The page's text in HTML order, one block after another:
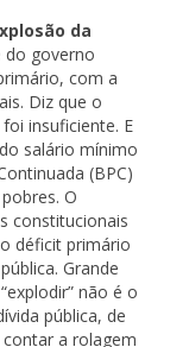
da
do governo
com a
Diz que o
insuficiente. E
salário mínimo
(BPC)
O
constitucionais
déficit primário
Grande
não é o
pública, de
a rolagem